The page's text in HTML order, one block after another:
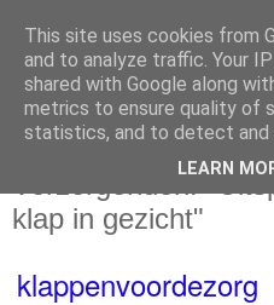
zondag 27 december 2020
Verzorgenden:
klap in gezicht"
klappenvoordezorg
This site uses cookies from
and to analyze traffic. Your
shared with Google along
metrics to ensure quality of
statistics, and to detect and
LEARN